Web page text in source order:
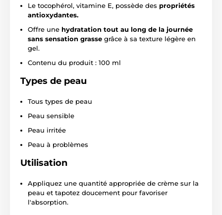
Le tocophérol, vitamine E, possède des propriétés
antioxydantes.
Offre une hydratation tout au long de la journée
sans sensation grasse grâce à sa texture légère en
gel.
Contenu du produit : 100 ml
Types de peau
Tous types de peau
Peau sensible
Peau irritée
Peau à problèmes
Utilisation
Appliquez une quantité appropriée de crème sur la
peau et tapotez doucement pour favoriser
l'absorption.